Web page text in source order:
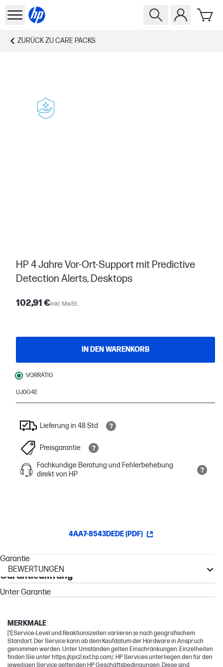
ZURÜCK ZU CARE PACKS
HP 4 Jahre Vor-Ort-Support mit Predictive
Detection Alerts, Desktops
102,91 €inkl. MwSt.
IN DEN WARENKORB
VORRÄTIG
UJ0G4E
Lieferung in 48 Std
Preisgarantie
Fachkundige Beratung und Fehlerbehebung
direkt von HP
4AA7-8543DEDE (PDF)
Garantie
Garantieumfang
Unter Garantie
BEWERTUNGEN
Other compatible products
ProDesk
MERKMALE
[1] Service-Level und Reaktionszeiten variieren je nach geografischem
Standort. Der Service kann ab dem Kaufdatum der Hardware in Anspruch
genommen werden. Unter Umständen gelten Einschränkungen. Einzelheiten
finden Sie unter https://cpc2.ext.hp.com/. HP Services unterliegen den für den
jeweiligen Service geltenden HP Geschäftsbedingungen. Diese sind